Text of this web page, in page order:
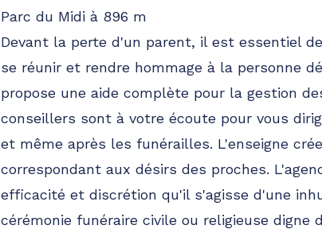
Parc du Midi à 896 m
Devant la perte d'un parent, il est essentiel
se réunir et rendre hommage à la personne
propose une aide complète pour la gestion
conseillers sont à votre écoute pour vous
et même après les funérailles. L'enseigne
correspondant aux désirs des proches.
efficacité et discrétion qu'il s'agisse d'une
cérémonie funéraire civile ou religieuse